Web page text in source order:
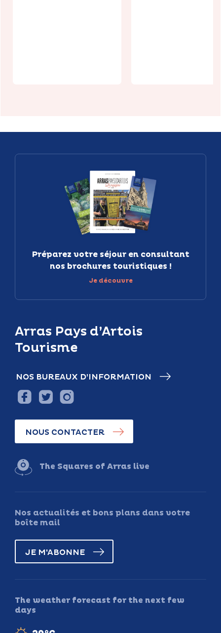
Arras Pays d’Artois
Tourisme
NOS BUREAUX D’INFORMATION
NOUS CONTACTER
The Squares of Arras live
Nos actualités et bons plans dans votre
boîte mail
JE M'ABONNE
The weather forecast for the next few
days
Préparez votre séjour en consultant
nos brochures touristiques !
Je découvre